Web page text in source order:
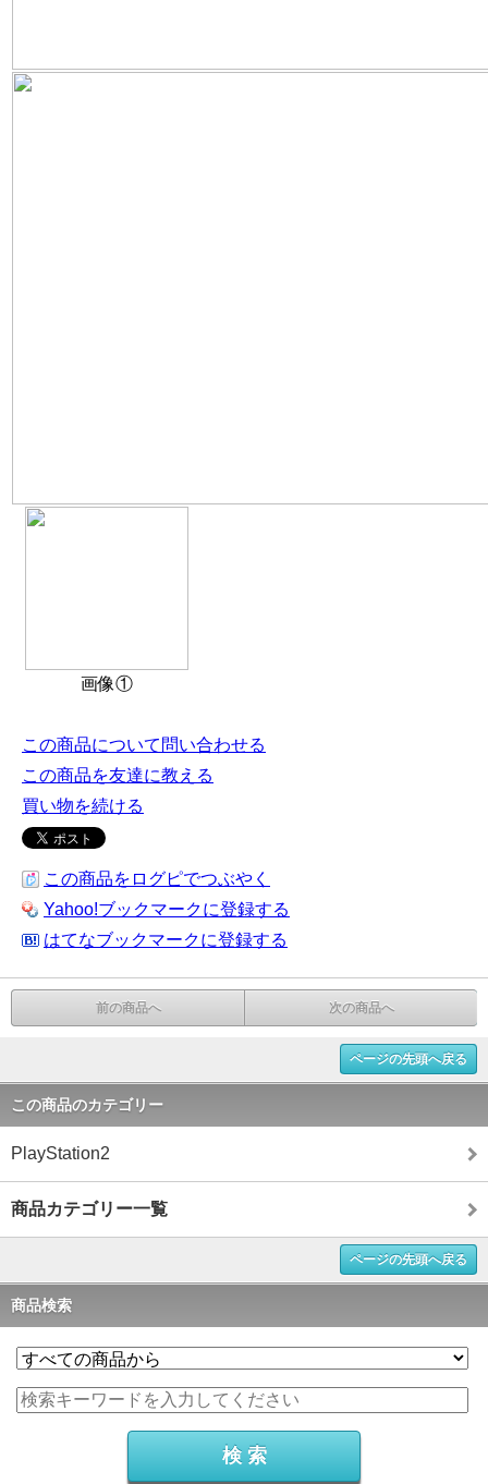
画像①
この商品について問い合わせる
この商品を友達に教える
買い物を続ける
この商品をログピでつぶやく
Yahoo!ブックマークに登録する
はてなブックマークに登録する
前の商品へ 次の商品へ
ページの先頭へ戻る
この商品のカテゴリー
PlayStation2
商品カテゴリー一覧
ページの先頭へ戻る
商品検索